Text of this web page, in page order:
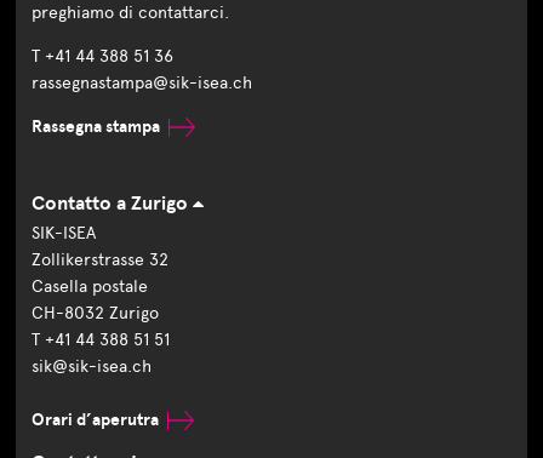
preghiamo di contattarci.
T +41 44 388 51 36
rassegnastampa@sik-isea.ch
Rassegna stampa
Contatto a Zurigo
SIK-ISEA
Zollikerstrasse 32
Casella postale
CH-8032 Zurigo
T +41 44 388 51 51
sik@sik-isea.ch
Orari d’aperutra